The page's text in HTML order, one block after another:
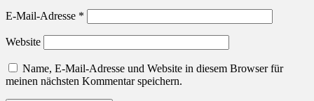
E-Mail-Adresse *
Website
Name, E-Mail-Adresse und Website in diesem Browser für
meinen nächsten Kommentar speichern.